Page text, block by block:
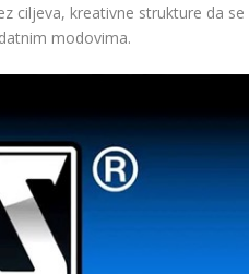
ciljeva, kreativne strukture da se
modovima.